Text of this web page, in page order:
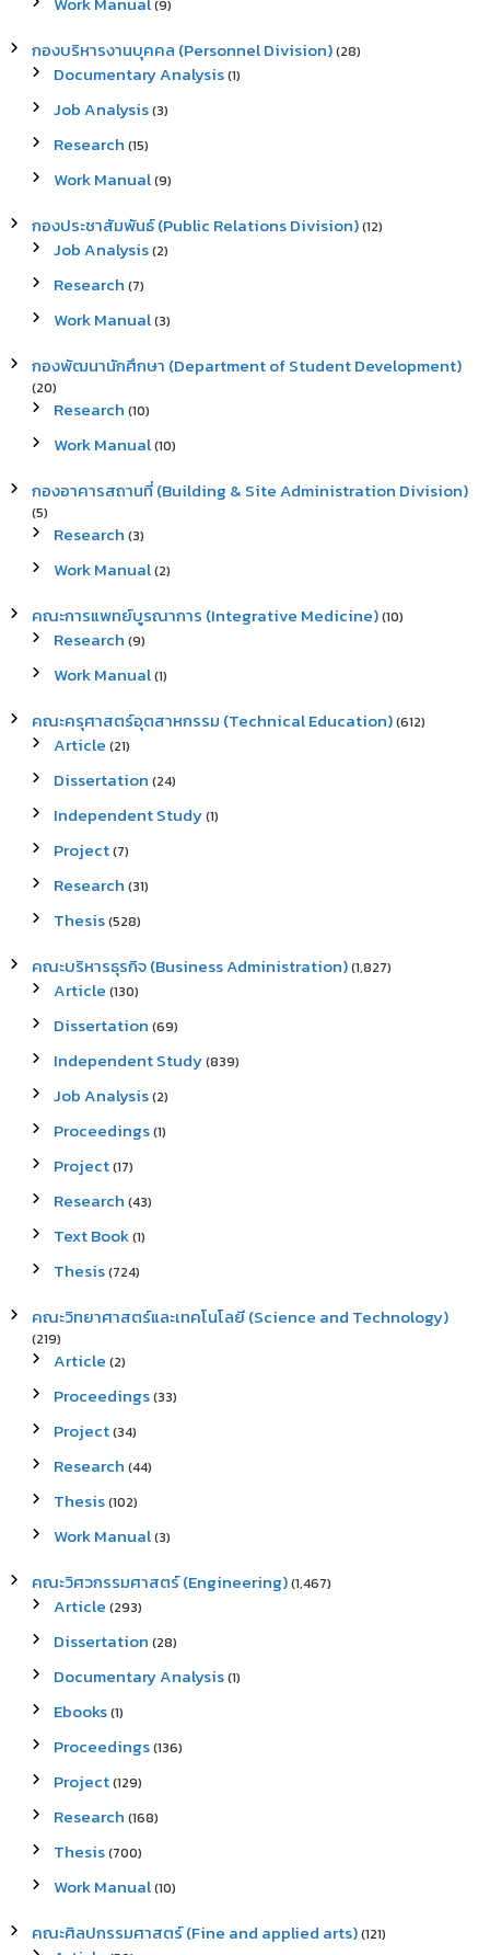
(9)
กองบริหารงานบุคคล (Personnel Division)(28)
Documentary Analysis(1)
Job Analysis(3)
Research (15)
Work Manual(9)
กองประชาสัมพันธ์ (Public Relations Division)(12)
Job Analysis(2)
Research (7)
Work Manual(3)
กองพัฒนานักศึกษา (Department of Student Development)
(20)
Research (10)
Work Manual(10)
กองอาคารสถานที่ (Building & Site Administration Division)
(5)
Research (3)
Work Manual(2)
คณะการแพทย์บูรณาการ (Integrative Medicine)(10)
Research (9)
Work Manual(1)
คณะครุศาสตร์อุตสาหกรรม (Technical Education)(612)
Article (21)
Dissertation (24)
Independent Study(1)
Project(7)
Research (31)
Thesis(528)
คณะบริหารธุรกิจ (Business Administration)(1,827)
Article (130)
Dissertation (69)
Independent Study(839)
Job Analysis(2)
Proceedings(1)
Project(17)
Research (43)
Text Book(1)
Thesis(724)
คณะวิทยาศาสตร์และเทคโนโลยี (Science and Technology)
(219)
Article (2)
Proceedings(33)
Project(34)
Research (44)
Thesis(102)
Work Manual(3)
คณะวิศวกรรมศาสตร์ (Engineering)(1,467)
Article (293)
Dissertation (28)
Documentary Analysis(1)
Ebooks(1)
Proceedings(136)
Project(129)
Research (168)
Thesis(700)
Work Manual(10)
คณะศิลปกรรมศาสตร์ (Fine and applied arts)(121)